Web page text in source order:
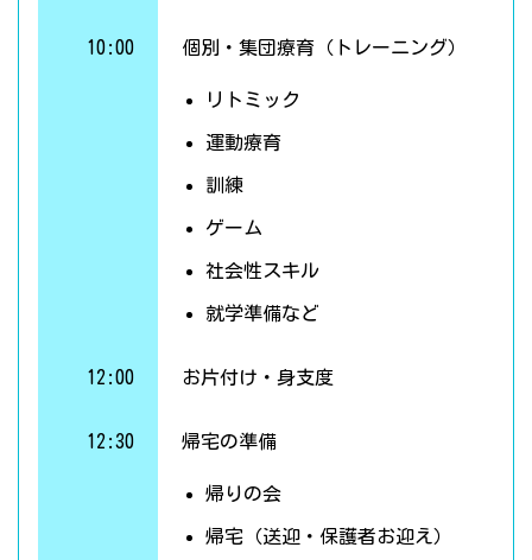
10:00 個別・集団療育（トレーニング）
リトミック
運動療育
訓練
ゲーム
社会性スキル
就学準備など
12:00 お片付け・身支度
12:30 帰宅の準備
帰りの会
帰宅（送迎・保護者お迎え）